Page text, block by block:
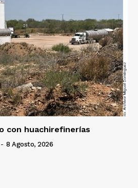
con huachirefinerías
- 8 Agosto, 2026